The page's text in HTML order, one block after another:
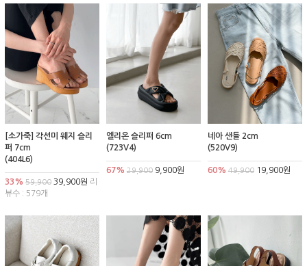
[소가죽] 각선미 웨지 슬리
퍼 7cm
(404L6)
33% 59,900 39,900원 리
뷰수 : 579개
엘리온 슬리퍼 6cm
(723V4)
67% 29,9009,900원
네아 샌들 2cm
(520V9)
60% 49,90019,900원